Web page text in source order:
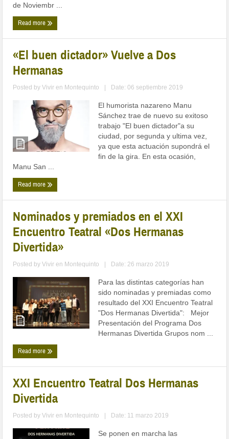
de Noviembr ...
Read more
«El buen dictador» Vuelve a Dos
Hermanas
Posted byVivir en Montequinto Date: 06 septiembre 2019
El humorista nazareno Manu
Sánchez trae de nuevo su exitoso
trabajo "El buen dictador"a su
ciudad, por segunda y ultima vez,
ya que esta actuación supondrá el
fin de la gira. En esta ocasión,
Manu San ...
Read more
Nominados y premiados en el XXI
Encuentro Teatral «Dos Hermanas
Divertida»
Posted byVivir en Montequinto Date: 26 marzo 2019
Para las distintas categorías han
sido nominadas y premiadas como
resultado del XXI Encuentro Teatral
"Dos Hermanas Divertida": Mejor
Presentación del Programa Dos
Hermanas Divertida Grupos nom ...
Read more
XXI Encuentro Teatral Dos Hermanas
Divertida
Posted byVivir en Montequinto Date: 11 marzo 2019
Se ponen en marcha las